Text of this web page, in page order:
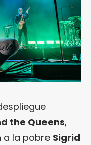
the Queens,
a la pobre Sigrid